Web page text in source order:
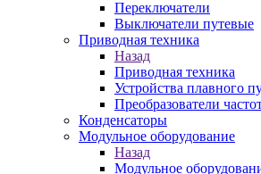
Переключатели
Выключатели путевые
Приводная техника
Назад
Приводная техника
Устройства плавного
Преобразователи
Конденсаторы
Модульное оборудование
Назад
Модульное